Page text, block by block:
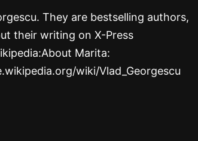
They are bestselling authors,
their writing on X-Press
Marita:
wiki/Vlad_Georgescu